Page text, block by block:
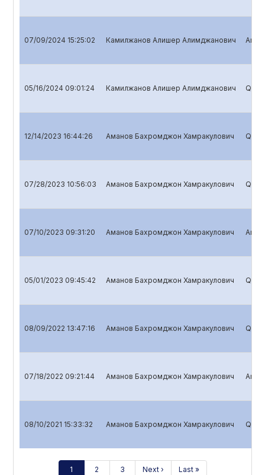
07/09/2024 15:25:02 Камилжанов Алишер Алимджанович
05/16/2024 09:01:24 Камилжанов Алишер Алимджанович
12/14/2023 16:44:26 Аманов Бахромджон Хамракулович
07/28/2023 10:56:03 Аманов Бахромджон Хамракулович
07/10/2023 09:31:20 Аманов Бахромджон Хамракулович
05/01/2023 09:45:42 Аманов Бахромджон Хамракулович
08/09/2022 13:47:16 Аманов Бахромджон Хамракулович
07/18/2022 09:21:44 Аманов Бахромджон Хамракулович
08/10/2021 15:33:32 Аманов Бахромджон Хамракулович
1 2 3 Next › Last »